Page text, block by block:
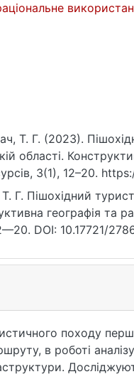
Т. Г. (2023).
області.
3(1), 12–20.
Пішохідний
географія та
DOI: 10.17721/
походу
в роботі